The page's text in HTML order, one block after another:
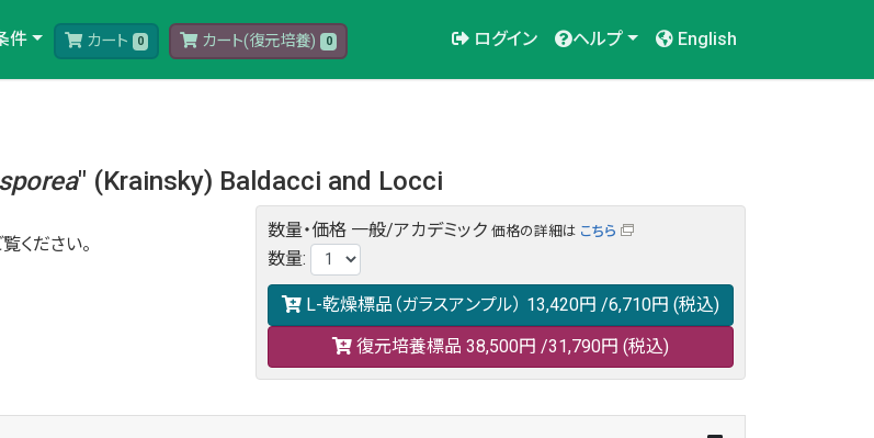
件 カート 0 カート(復元培養) 0 ログイン ヘルプ English
" (Krainsky) Baldacci and Locci
ください。
数量・価格 一般/アカデミック 価格の詳細は こちら
数量:
L-乾燥標品（ガラスアンプル） 13,420円 /6,710円 (税込)
復元培養標品 38,500円 /31,790円 (税込)